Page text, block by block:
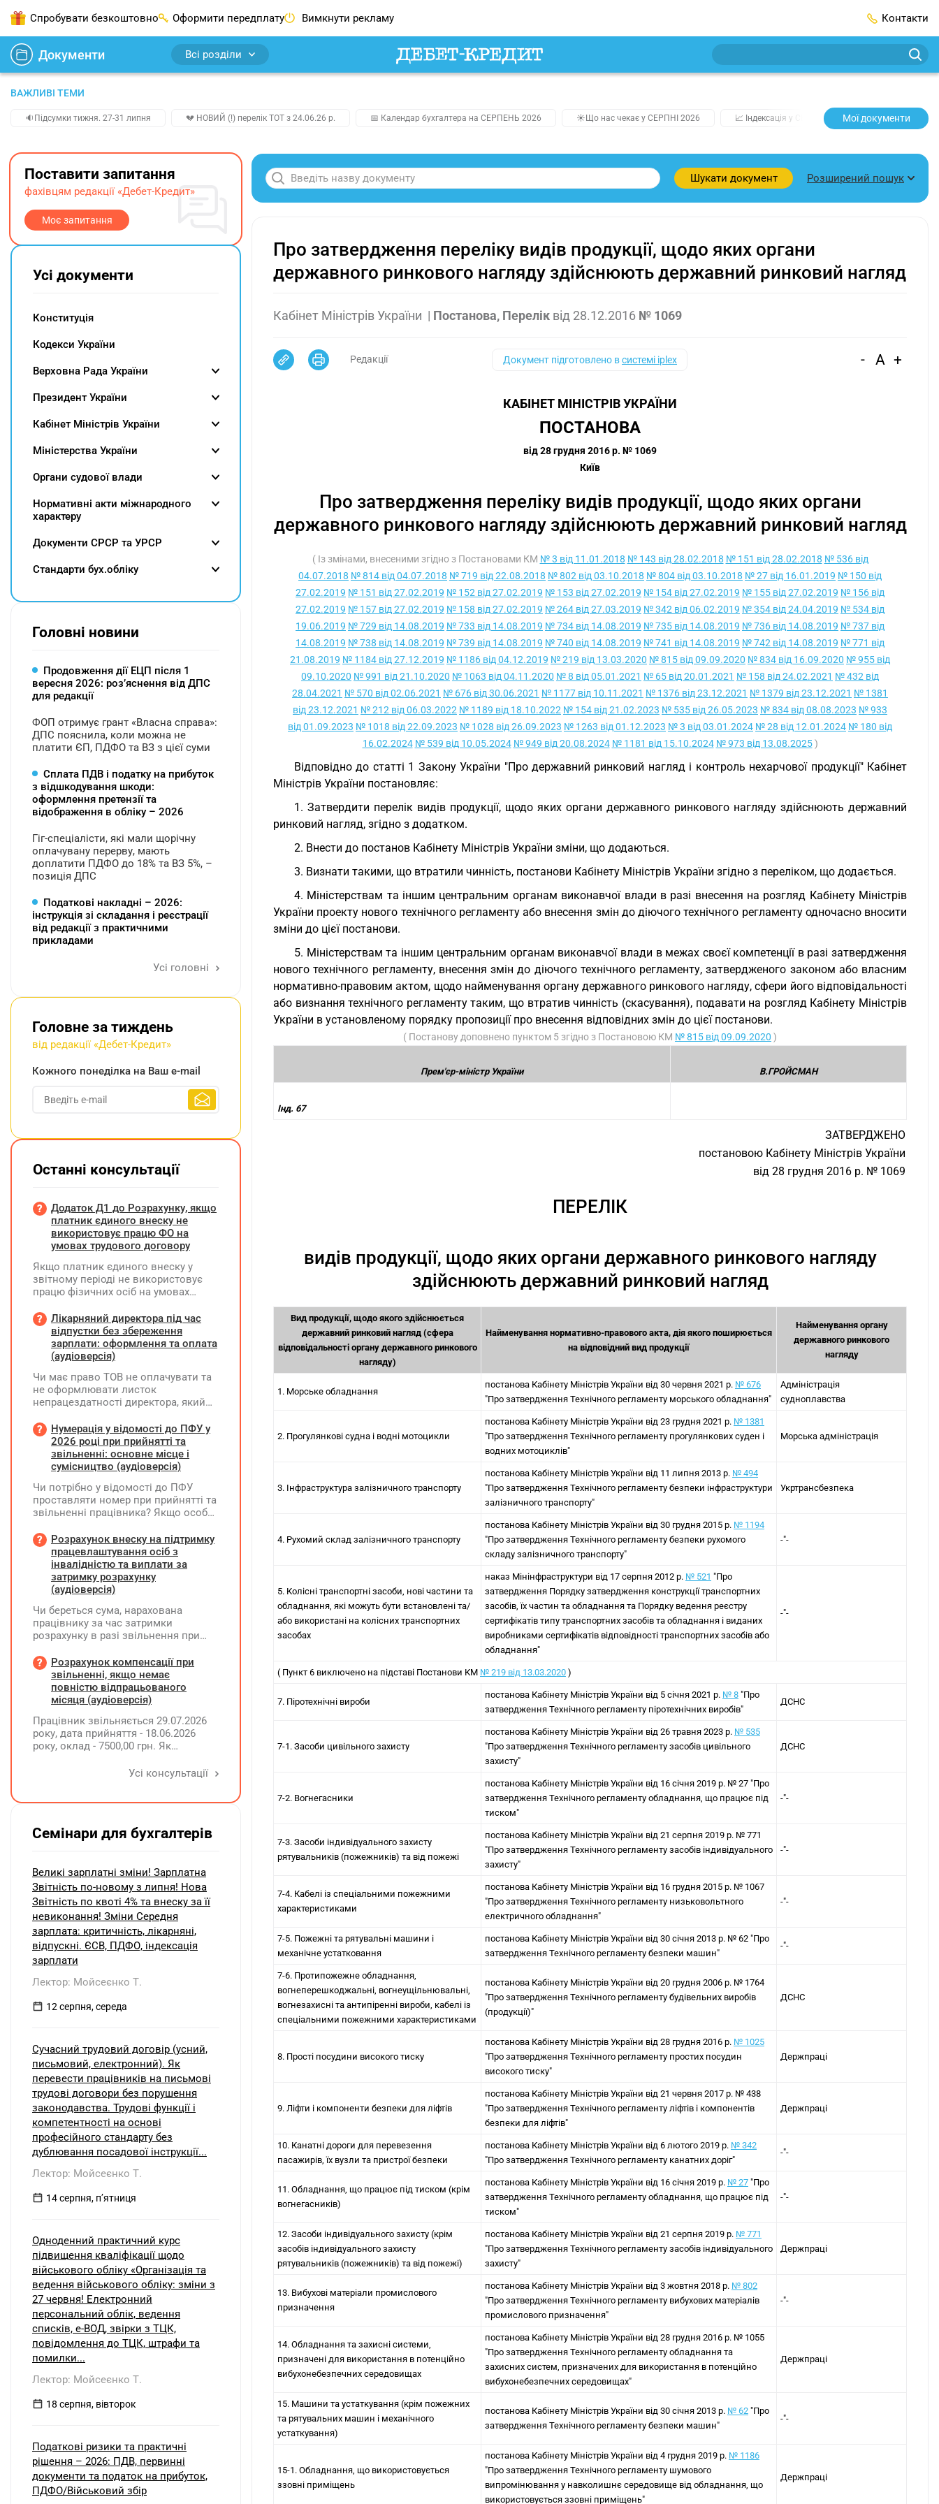
Спробувати безкоштовно Оформити передплату Вимкнути рекламу Контакти
Документи Всі розділи
ВАЖЛИВІ ТЕМИ
🔉Підсумки тижня. 27-31 липня 💔 НОВИЙ (!) перелік ТОТ з 24.06.26 р. 📅 Календар бухгалтера на СЕРПЕНЬ 2026 ☀️Що нас чекає у СЕРПНІ 2026 📈 Індексація у СЕРПНІ 2️⃣0️⃣2️⃣7️⃣ Усі
Мої документи
Шукати документ Розширений пошук
Про затвердження переліку видів продукції, щодо яких органи
державного ринкового нагляду здійснюють державний ринковий нагляд
Кабінет Міністрів України | Постанова, Перелік від 28.12.2016 № 1069
Редакції Документ підготовлено всистемі iplex - A +
КАБІНЕТ МІНІСТРІВ УКРАЇНИ
ПОСТАНОВА
від 28 грудня 2016 р. № 1069
Київ
Про затвердження переліку видів продукції, щодо яких органи
державного ринкового нагляду здійснюють державний ринковий нагляд
( Із змінами, внесеними згідно з Постановами КМ № 3 від 11.01.2018 № 143 від 28.02.2018 № 151 від 28.02.2018 № 536 від
04.07.2018 № 814 від 04.07.2018 № 719 від 22.08.2018 № 802 від 03.10.2018 № 804 від 03.10.2018 № 27 від 16.01.2019 № 150 від
27.02.2019 № 151 від 27.02.2019 № 152 від 27.02.2019 № 153 від 27.02.2019 № 154 від 27.02.2019 № 155 від 27.02.2019 № 156 від
27.02.2019 № 157 від 27.02.2019 № 158 від 27.02.2019 № 264 від 27.03.2019 № 342 від 06.02.2019 № 354 від 24.04.2019 № 534 від
19.06.2019 № 729 від 14.08.2019 № 733 від 14.08.2019 № 734 від 14.08.2019 № 735 від 14.08.2019 № 736 від 14.08.2019 № 737 від
14.08.2019 № 738 від 14.08.2019 № 739 від 14.08.2019 № 740 від 14.08.2019 № 741 від 14.08.2019 № 742 від 14.08.2019 № 771 від
21.08.2019 № 1184 від 27.12.2019 № 1186 від 04.12.2019 № 219 від 13.03.2020 № 815 від 09.09.2020 № 834 від 16.09.2020 № 955 від
09.10.2020 № 991 від 21.10.2020 № 1063 від 04.11.2020 № 8 від 05.01.2021 № 65 від 20.01.2021 № 158 від 24.02.2021 № 432 від
28.04.2021 № 570 від 02.06.2021 № 676 від 30.06.2021 № 1177 від 10.11.2021 № 1376 від 23.12.2021 № 1379 від 23.12.2021 № 1381
від 23.12.2021 № 212 від 06.03.2022 № 1189 від 18.10.2022 № 154 від 21.02.2023 № 535 від 26.05.2023 № 834 від 08.08.2023 № 933
від 01.09.2023 № 1018 від 22.09.2023 № 1028 від 26.09.2023 № 1263 від 01.12.2023 № 3 від 03.01.2024 № 28 від 12.01.2024 № 180 від
16.02.2024 № 539 від 10.05.2024 № 949 від 20.08.2024 № 1181 від 15.10.2024 № 973 від 13.08.2025)
Відповідно до статті 1 Закону України "Про державний ринковий нагляд і контроль нехарчової продукції" Кабінет
Міністрів України постановляє:
1. Затвердити перелік видів продукції, щодо яких органи державного ринкового нагляду здійснюють державний
ринковий нагляд, згідно з додатком.
2. Внести до постанов Кабінету Міністрів України зміни, що додаються.
3. Визнати такими, що втратили чинність, постанови Кабінету Міністрів України згідно з переліком, що додається.
4. Міністерствам та іншим центральним органам виконавчої влади в разі внесення на розгляд Кабінету Міністрів
України проекту нового технічного регламенту або внесення змін до діючого технічного регламенту одночасно вносити
зміни до цієї постанови.
5. Міністерствам та іншим центральним органам виконавчої влади в межах своєї компетенції в разі затвердження
нового технічного регламенту, внесення змін до діючого технічного регламенту, затвердженого законом або власним
нормативно-правовим актом, щодо найменування органу державного ринкового нагляду, сфери його відповідальності
або визнання технічного регламенту таким, що втратив чинність (скасування), подавати на розгляд Кабінету Міністрів
України в установленому порядку пропозиції про внесення відповідних змін до цієї постанови.
( Постанову доповнено пунктом 5 згідно з Постановою КМ № 815 від 09.09.2020 )
Прем'єр-міністр України В.ГРОЙСМАН
Інд. 67
ЗАТВЕРДЖЕНО
постановою Кабінету Міністрів України
від 28 грудня 2016 р. № 1069
ПЕРЕЛІК
видів продукції, щодо яких органи державного ринкового нагляду
здійснюють державний ринковий нагляд
Вид продукції, щодо якого здійснюється
державний ринковий нагляд (сфера
відповідальності органу державного ринкового
нагляду)
Найменування нормативно-правового акта, дія якого поширюється
на відповідний вид продукції
Найменування органу
державного ринкового
нагляду
1. Морське обладнання
постанова Кабінету Міністрів України від 30 червня 2021 р. № 676
"Про затвердження Технічного регламенту морського обладнання"
Адміністрація
судноплавства
2. Прогулянкові судна і водні мотоцикли
постанова Кабінету Міністрів України від 23 грудня 2021 р. № 1381
"Про затвердження Технічного регламенту прогулянкових суден і
водних мотоциклів"
Морська адміністрація
3. Інфраструктура залізничного транспорту
постанова Кабінету Міністрів України від 11 липня 2013 р. № 494
"Про затвердження Технічного регламенту безпеки інфраструктури
залізничного транспорту"
Укртрансбезпека
4. Рухомий склад залізничного транспорту
постанова Кабінету Міністрів України від 30 грудня 2015 р. № 1194
"Про затвердження Технічного регламенту безпеки рухомого
складу залізничного транспорту"
-"-
5. Колісні транспортні засоби, нові частини та
обладнання, які можуть бути встановлені та/
або використані на колісних транспортних
засобах
наказ Мінінфраструктури від 17 серпня 2012 р. № 521 "Про
затвердження Порядку затвердження конструкції транспортних
засобів, їх частин та обладнання та Порядку ведення реєстру
сертифікатів типу транспортних засобів та обладнання і виданих
виробниками сертифікатів відповідності транспортних засобів або
обладнання"
-"-
( Пункт 6 виключено на підставі Постанови КМ № 219 від 13.03.2020 )
7. Піротехнічні вироби
постанова Кабінету Міністрів України від 5 січня 2021 р. № 8 "Про
затвердження Технічного регламенту піротехнічних виробів"
ДСНС
7-1. Засоби цивільного захисту
постанова Кабінету Міністрів України від 26 травня 2023 р. № 535
"Про затвердження Технічного регламенту засобів цивільного
захисту"
ДСНС
7-2. Вогнегасники
постанова Кабінету Міністрів України від 16 січня 2019 р. № 27 "Про
затвердження Технічного регламенту обладнання, що працює під
тиском"
-"-
7-3. Засоби індивідуального захисту
рятувальників (пожежників) та від пожежі
постанова Кабінету Міністрів України від 21 серпня 2019 р. № 771
"Про затвердження Технічного регламенту засобів індивідуального
захисту"
-"-
7-4. Кабелі із спеціальними пожежними
характеристиками
постанова Кабінету Міністрів України від 16 грудня 2015 р. № 1067
"Про затвердження Технічного регламенту низьковольтного
електричного обладнання"
-"-
7-5. Пожежні та рятувальні машини і
механічне устатковання
постанова Кабінету Міністрів України від 30 січня 2013 р. № 62 "Про
затвердження Технічного регламенту безпеки машин"
-"-
7-6. Протипожежне обладнання,
вогнеперешкоджальні, вогнеущільнювальні,
вогнезахисні та антипіренні вироби, кабелі із
спеціальними пожежними характеристиками
постанова Кабінету Міністрів України від 20 грудня 2006 р. № 1764
"Про затвердження Технічного регламенту будівельних виробів
(продукції)"
ДСНС
8. Прості посудини високого тиску
постанова Кабінету Міністрів України від 28 грудня 2016 р. № 1025
"Про затвердження Технічного регламенту простих посудин
високого тиску"
Держпраці
9. Ліфти і компоненти безпеки для ліфтів
постанова Кабінету Міністрів України від 21 червня 2017 р. № 438
"Про затвердження Технічного регламенту ліфтів і компонентів
безпеки для ліфтів"
Держпраці
10. Канатні дороги для перевезення
пасажирів, їх вузли та пристрої безпеки
постанова Кабінету Міністрів України від 6 лютого 2019 р. № 342
"Про затвердження Технічного регламенту канатних доріг"
-"-
11. Обладнання, що працює під тиском (крім
вогнегасників)
постанова Кабінету Міністрів України від 16 січня 2019 р. № 27 "Про
затвердження Технічного регламенту обладнання, що працює під
тиском"
-"-
12. Засоби індивідуального захисту (крім
засобів індивідуального захисту
рятувальників (пожежників) та від пожежі)
постанова Кабінету Міністрів України від 21 серпня 2019 р. № 771
"Про затвердження Технічного регламенту засобів індивідуального
захисту"
Держпраці
13. Вибухові матеріали промислового
призначення
постанова Кабінету Міністрів України від 3 жовтня 2018 р. № 802
"Про затвердження Технічного регламенту вибухових матеріалів
промислового призначення"
-"-
14. Обладнання та захисні системи,
призначені для використання в потенційно
вибухонебезпечних середовищах
постанова Кабінету Міністрів України від 28 грудня 2016 р. № 1055
"Про затвердження Технічного регламенту обладнання та
захисних систем, призначених для використання в потенційно
вибухонебезпечних середовищах"
Держпраці
15. Машини та устаткування (крім пожежних
та рятувальних машин і механічного
устаткування)
постанова Кабінету Міністрів України від 30 січня 2013 р. № 62 "Про
затвердження Технічного регламенту безпеки машин"
-"-
15-1. Обладнання, що використовується
ззовні приміщень
постанова Кабінету Міністрів України від 4 грудня 2019 р. № 1186
"Про затвердження Технічного регламенту шумового
випромінювання у навколишнє середовище від обладнання, що
використовується ззовні приміщень"
Держпраці
Поставити запитання
фахівцям редакції «Дебет-Кредит»
Моє запитання
Усі документи
Конституція
Кодекси України
Верховна Рада України
Президент України
Кабінет Міністрів України
Міністерства України
Органи судової влади
Нормативні акти міжнародного
характеру
Документи СРСР та УРСР
Cтандарти бух.обліку
Головні новини
Продовження дії ЕЦП після 1
вересня 2026: розʼяснення від ДПС
для редакції
ФОП отримує грант «Власна справа»:
ДПС пояснила, коли можна не
платити ЄП, ПДФО та ВЗ з цієї суми
Сплата ПДВ і податку на прибуток
з відшкодування шкоди:
оформлення претензії та
відображення в обліку – 2026
Гіг-спеціалісти, які мали щорічну
оплачувану перерву, мають
доплатити ПДФО до 18% та ВЗ 5%, –
позиція ДПС
Податкові накладні – 2026:
інструкція зі складання і реєстрації
від редакції з практичними
прикладами
Усі головні
Головне за тиждень
від редакції «Дебет-Кредит»
Кожного понеділка на Ваш e-mail
Останні консультації
Додаток Д1 до Розрахунку, якщо
платник єдиного внеску не
використовує працю ФО на
умовах трудового договору
Якщо платник єдиного внеску у
звітному періоді не використовує
працю фізичних осіб на умовах
на інших умовах, передбачених
законодавством, Додаток Д1/
Додаток ФІЗ-Д1 за відповідний
період не подається
Лікарняний директора під час
відпустки без збереження
зарплати: оформлення та оплата
(аудіоверсія)
Чи має право ТОВ не оплачувати та
не оформлювати листок
непрацездатності директора, який
збереження заробітної плати під час
призупинення діяльності
підприємства?
Нумерація у відомості до ПФУ у
2026 році при прийнятті та
звільненні: основне місце і
сумісництво (аудіоверсія)
Чи потрібно у відомості до ПФУ
проставляти номер при прийнятті та
звільненні працівника? Якщо особа
місцем роботи та за сумісництвом,
чи рахується це як два роботодавці?
Розрахунок внеску на підтримку
працевлаштування осіб з
інвалідністю та виплати за
затримку розрахунку
(аудіоверсія)
Чи береться сума, нарахована
працівнику за час затримки
розрахунку в разі звільнення при
заробітної плати (винагороди), для
розрахунку внеску на підтримку
працевлаштування осіб з
інвалідністю?
Розрахунок компенсації при
звільненні, якщо немає
повністю відпрацьованого
місяця (аудіоверсія)
Працівник звільняється 29.07.2026
року, дата прийняття - 18.06.2026
року, оклад - 7500,00 грн. Як
невикористаних днів відпустки при
Усі консультації
Семінари для бухгалтерів
Великі зарплатні зміни! Зарплатна
Звітність по-новому з липня! Нова
Звітність по квоті 4% та внеску за її
невиконання! Зміни Середня
зарплата: критичність, лікарняні,
відпускні. ЄСВ, ПДФО, індексація
зарплати
Лектор: Мойсеєнко Т.
12 серпня, середа
Сучасний трудовий договір (усний,
письмовий, електронний). Як
перевести працівників на письмові
трудові договори без порушення
законодавства. Трудові функції і
компетентності на основі
професійного стандарту без
дублювання посадової інструкції...
Лектор: Мойсеєнко Т.
14 серпня, пʼятниця
Одноденний практичний курс
підвищення кваліфікації щодо
військового обліку «Організація та
ведення військового обліку: зміни з
27 червня! Електронний
персональний облік, ведення
списків, е-ВОД, звірки з ТЦК,
повідомлення до ТЦК, штрафи та
помилки...
Лектор: Мойсеєнко Т.
18 серпня, вівторок
Податкові ризики та практичні
рішення – 2026: ПДВ, первинні
документи та податок на прибуток,
ПДФО/Військовий збір